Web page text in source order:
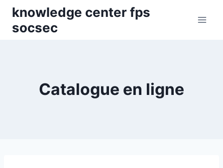
Skip
content
knowledge center fps
socsec
Catalogue en ligne